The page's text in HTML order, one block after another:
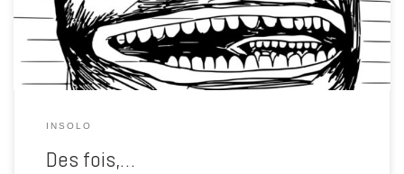
mains réclament autre chose Alors je […]
INSOLO
Des fois,…